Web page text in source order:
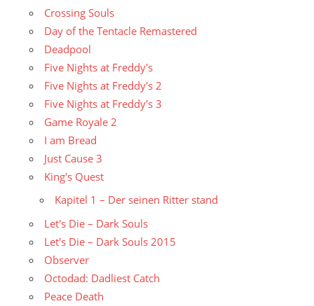
Crossing Souls
Day of the Tentacle Remastered
Deadpool
Five Nights at Freddy's
Five Nights at Freddy's 2
Five Nights at Freddy's 3
Game Royale 2
I am Bread
Just Cause 3
King's Quest
Kapitel 1 – Der seinen Ritter stand
Let's Die – Dark Souls
Let's Die – Dark Souls 2015
Observer
Octodad: Dadliest Catch
Peace Death